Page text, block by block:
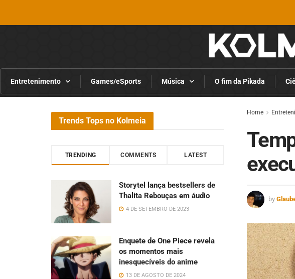
Entretenimento Games/eSports Música O fim da Pikada
Home
by
Trends Tops no Kolmeia
TRENDING COMMENTS LATEST
Storytel lança bestsellers de
Thalita Rebouças em áudio
4 DE SETEMBRO DE 2023
Enquete de One Piece revela
os momentos mais
inesquecíveis do anime
13 DE AGOSTO DE 2024